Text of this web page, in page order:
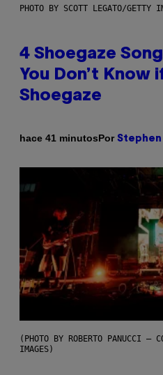
PHOTO BY SCOTT LEGATO/GETTY
4 Shoegaze
You Don’t Know
Shoegaze
hace 41 minutosPor Stephen
(PHOTO BY ROBERTO PANUCCI –
IMAGES)